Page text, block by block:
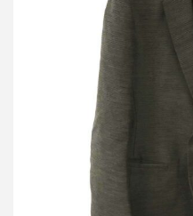
リックオウエンス 17SS 1Bテ
買取金
詳